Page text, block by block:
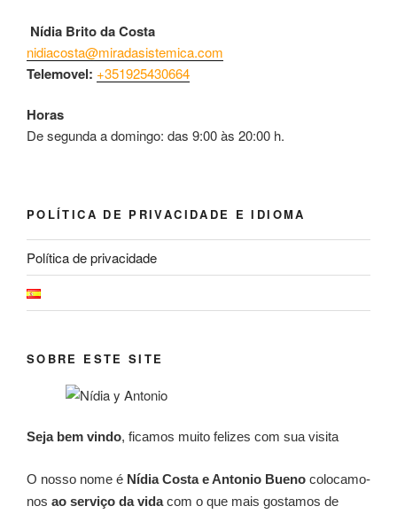
Nídia Brito da Costa
nidiacosta@miradasistemica.com
Telemovel: +351925430664
Horas
De segunda a domingo: das 9:00 às 20:00 h.
POLÍTICA DE PRIVACIDADE E IDIOMA
Política de privacidade
SOBRE ESTE SITE
Seja bem vindo, ficamos muito felizes com sua visita
O nosso nome é Nídia Costa e Antonio Bueno colocamo-
nos ao serviço da vidacom o que mais gostamos de